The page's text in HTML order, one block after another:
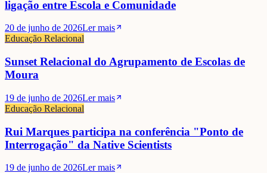
ligação entre Escola e Comunidade
20 de junho de 2026Ler mais
Educação Relacional
Sunset Relacional do Agrupamento de Escolas de
Moura
19 de junho de 2026Ler mais
Educação Relacional
Rui Marques participa na conferência "Ponto de
Interrogação" da Native Scientists
19 de junho de 2026Ler mais